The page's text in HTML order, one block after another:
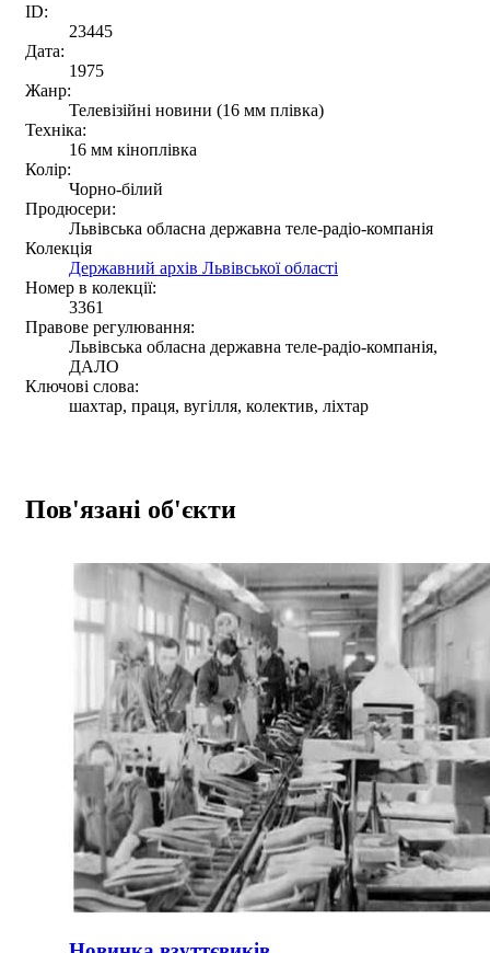
ID:
23445
Дата:
1975
Жанр:
Телевізійні новини (16 мм плівка)
Техніка:
16 мм кіноплівка
Колір:
Чорно-білий
Продюсери:
Львівська обласна державна теле-радіо-компанія
Колекція
Державний архів Львівської області
Номер в колекції:
3361
Правове регулювання:
Львівська обласна державна теле-радіо-компанія,
ДАЛО
Ключові слова:
шахтар, праця, вугілля, колектив, ліхтар
Пов'язані об'єкти